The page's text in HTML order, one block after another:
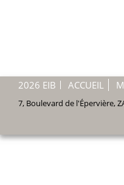
2026 EIB ACCUEIL
7, Boulevard de l'Épervière,